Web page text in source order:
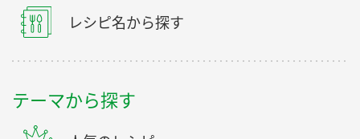
レシピ名から探す
テーマから探す